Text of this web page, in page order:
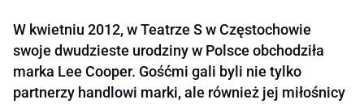
W kwietniu 2012, w Teatrze S w Częstochowie
swoje dwudzieste urodziny w Polsce obchodziła
marka Lee Cooper. Gośćmi gali byli nie tylko
partnerzy handlowi marki, ale również jej miłośnicy